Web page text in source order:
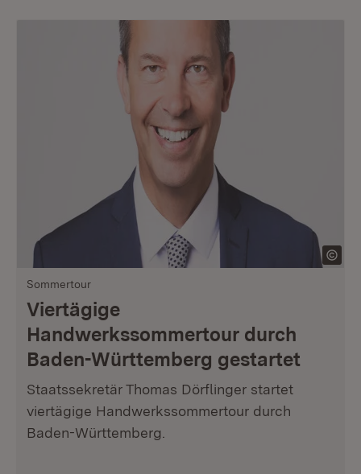
Sommertour
Viertägige
Handwerkssommertour durch
Baden-Württemberg gestartet
Staatssekretär Thomas Dörflinger startet
viertägige Handwerkssommertour durch
Baden-Württemberg.